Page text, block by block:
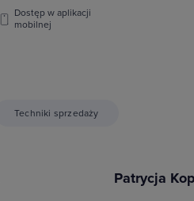
Dostęp w aplikacji
mobilnej
Techniki sprzedaży
Patrycja